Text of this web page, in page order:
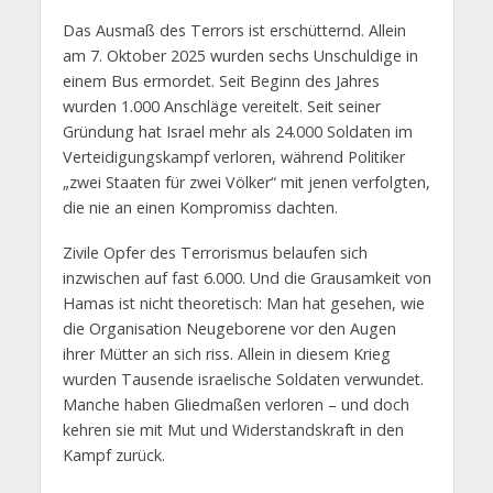
Das Ausmaß des Terrors ist erschütternd. Allein
am 7. Oktober 2025 wurden sechs Unschuldige in
einem Bus ermordet. Seit Beginn des Jahres
wurden 1.000 Anschläge vereitelt. Seit seiner
Gründung hat Israel mehr als 24.000 Soldaten im
Verteidigungskampf verloren, während Politiker
„zwei Staaten für zwei Völker“ mit jenen verfolgten,
die nie an einen Kompromiss dachten.
Zivile Opfer des Terrorismus belaufen sich
inzwischen auf fast 6.000. Und die Grausamkeit von
Hamas ist nicht theoretisch: Man hat gesehen, wie
die Organisation Neugeborene vor den Augen
ihrer Mütter an sich riss. Allein in diesem Krieg
wurden Tausende israelische Soldaten verwundet.
Manche haben Gliedmaßen verloren – und doch
kehren sie mit Mut und Widerstandskraft in den
Kampf zurück.